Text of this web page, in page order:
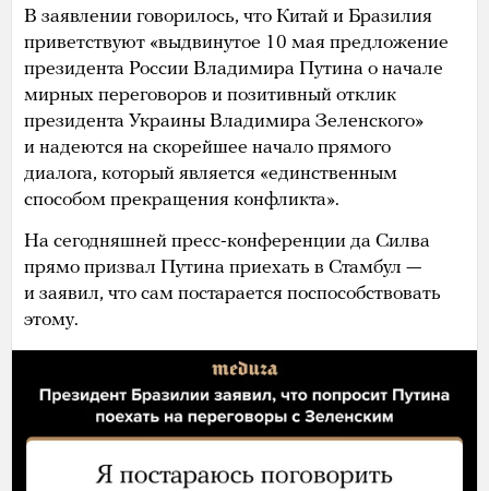
В заявлении говорилось, что Китай и Бразилия
приветствуют «выдвинутое 10 мая предложение
президента России Владимира Путина о начале
мирных переговоров и позитивный отклик
президента Украины Владимира Зеленского»
и надеются на скорейшее начало прямого
диалога, который является «единственным
способом прекращения конфликта».
На сегодняшней пресс-конференции да Силва
прямо призвал Путина приехать в Стамбул —
и заявил, что сам постарается поспособствовать
этому.